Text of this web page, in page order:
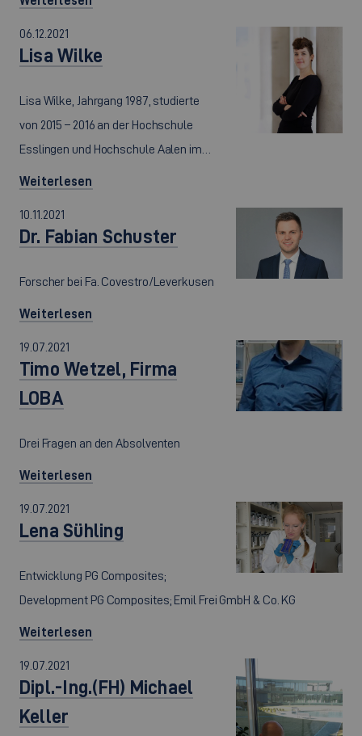
06.12.2021
Lisa Wilke
Lisa Wilke, Jahrgang 1987, studierte
von 2015 – 2016 an der Hochschule
Esslingen und Hochschule Aalen im…
Weiterlesen
10.11.2021
Dr. Fabian Schuster
Forscher bei Fa. Covestro/Leverkusen
Weiterlesen
19.07.2021
Timo Wetzel, Firma
LOBA
Drei Fragen an den Absolventen
Weiterlesen
19.07.2021
Lena Sühling
Entwicklung PG Composites;
Development PG Composites; Emil Frei GmbH & Co. KG
Weiterlesen
19.07.2021
Dipl.-Ing.(FH) Michael
Keller